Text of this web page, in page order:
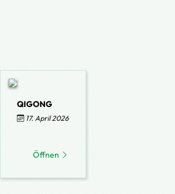
QIGONG
17. April 2026
Öffnen